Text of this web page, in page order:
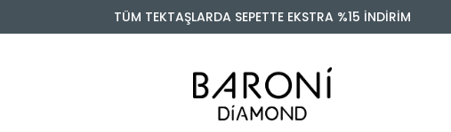
TÜM TEKTAŞLARDA SEPETTE EKSTRA %15 İNDİRİM